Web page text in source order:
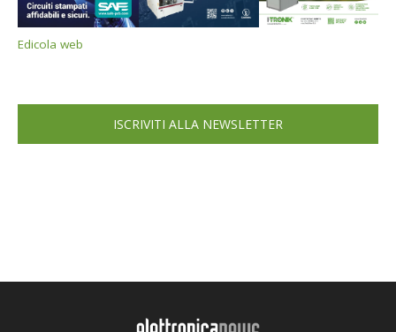
Edicola web
ISCRIVITI ALLA NEWSLETTER